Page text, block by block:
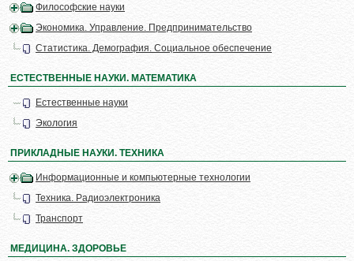
Философские науки
Экономика. Управление. Предпринимательство
Статистика. Демография. Социальное обеспечение
ЕСТЕСТВЕННЫЕ НАУКИ. МАТЕМАТИКА
Естественные науки
Экология
ПРИКЛАДНЫЕ НАУКИ. ТЕХНИКА
Информационные и компьютерные технологии
Техника. Радиоэлектроника
Транспорт
МЕДИЦИНА. ЗДОРОВЬЕ